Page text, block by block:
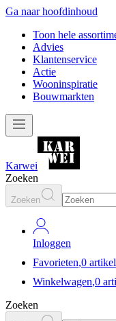
Ga naar hoofdinhoud
Toon hele
Advies
Klantenservice
Actie
Wooninspiratie
Bouwmarkten
Karwei
Zoeken
Zoeken
Inloggen
Favorieten,0
Winkelwagen,0
Zoeken